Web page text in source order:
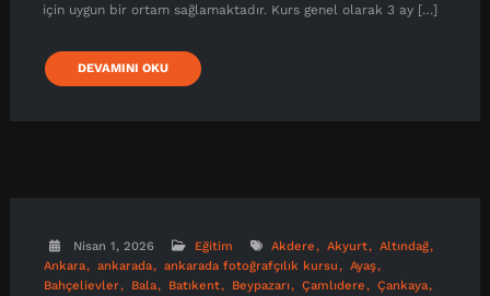
için uygun bir ortam sağlamaktadır. Kurs genel olarak 3 ay […]
DEVAMINI OKU
Nisan 1, 2026 Eğitim Akdere Akyurt
Altındağ
Ankara
ankarada ankarada fotoğrafçılık kursu
Ayaş
Bahçelievler
Bala Batıkent Beypazarı Çamlıdere
Çankaya